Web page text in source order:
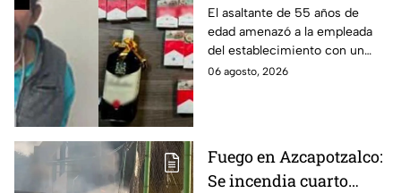
Detienen a hombre tras
asaltar una tienda y
llevarse más de 30
cajetillas en Iztapalapa
El asaltante de 55 años de
edad amenazó a la empleada
del establecimiento con un
arma de fuego, llevándose
06 agosto, 2026
Fuego en Azcapotzalco:
Se incendia cuarto